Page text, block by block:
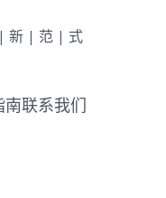
|范|式
南联系我们